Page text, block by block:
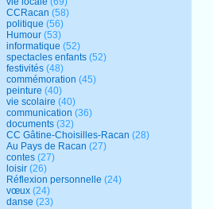
CCRacan (58)
politique (56)
Humour (53)
informatique (52)
spectacles enfants (52)
festivités (48)
commémoration (45)
peinture (40)
vie scolaire (40)
communication (36)
documents (32)
CC Gâtine-Choisilles-Racan (28)
Au Pays de Racan (27)
contes (27)
loisir (26)
Réflexion personnelle (24)
vœux (24)
danse (23)